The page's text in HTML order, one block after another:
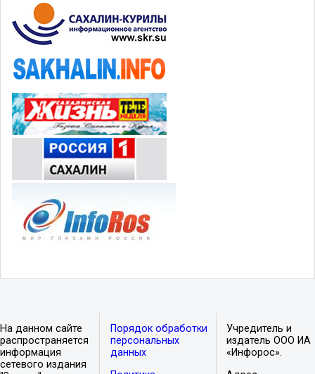
На данном сайте
распространяется
информация
сетевого издания
Порядок обработки
персональных
данных
Учредитель и
издатель ООО ИА
«Инфорос».